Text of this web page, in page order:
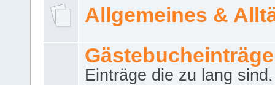
Allgemeines &
Gästebucheinträge
Einträge die zu lang